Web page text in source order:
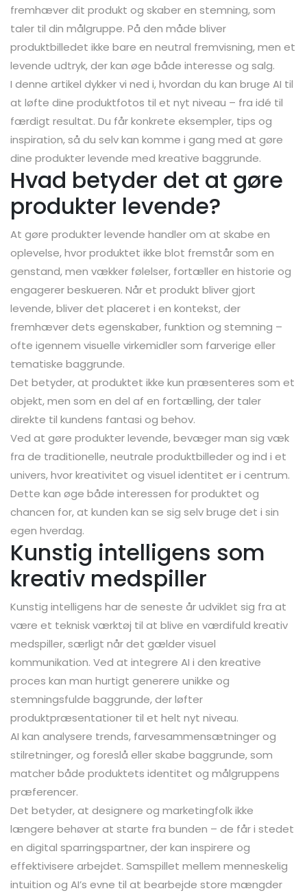
fremhæver dit produkt og skaber en stemning, som
taler til din målgruppe. På den måde bliver
produktbilledet ikke bare en neutral fremvisning, men et
levende udtryk, der kan øge både interesse og salg.
I denne artikel dykker vi ned i, hvordan du kan bruge AI til
at løfte dine produktfotos til et nyt niveau – fra idé til
færdigt resultat. Du får konkrete eksempler, tips og
inspiration, så du selv kan komme i gang med at gøre
dine produkter levende med kreative baggrunde.
Hvad betyder det at gøre
produkter levende?
At gøre produkter levende handler om at skabe en
oplevelse, hvor produktet ikke blot fremstår som en
genstand, men vækker følelser, fortæller en historie og
engagerer beskueren. Når et produkt bliver gjort
levende, bliver det placeret i en kontekst, der
fremhæver dets egenskaber, funktion og stemning –
ofte igennem visuelle virkemidler som farverige eller
tematiske baggrunde.
Det betyder, at produktet ikke kun præsenteres som et
objekt, men som en del af en fortælling, der taler
direkte til kundens fantasi og behov.
Ved at gøre produkter levende, bevæger man sig væk
fra de traditionelle, neutrale produktbilleder og ind i et
univers, hvor kreativitet og visuel identitet er i centrum.
Dette kan øge både interessen for produktet og
chancen for, at kunden kan se sig selv bruge det i sin
egen hverdag.
Kunstig intelligens som
kreativ medspiller
Kunstig intelligens har de seneste år udviklet sig fra at
være et teknisk værktøj til at blive en værdifuld kreativ
medspiller, særligt når det gælder visuel
kommunikation. Ved at integrere AI i den kreative
proces kan man hurtigt generere unikke og
stemningsfulde baggrunde, der løfter
produktpræsentationer til et helt nyt niveau.
AI kan analysere trends, farvesammensætninger og
stilretninger, og foreslå eller skabe baggrunde, som
matcher både produktets identitet og målgruppens
præferencer.
Det betyder, at designere og marketingfolk ikke
længere behøver at starte fra bunden – de får i stedet
en digital sparringspartner, der kan inspirere og
effektivisere arbejdet. Samspillet mellem menneskelig
intuition og AI’s evne til at bearbejde store mængder